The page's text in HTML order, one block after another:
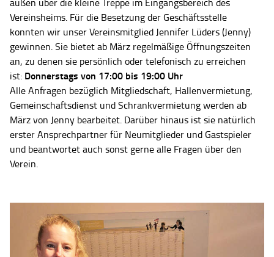
außen über die kleine Treppe im Eingangsbereich des
Vereinsheims. Für die Besetzung der Geschäftsstelle
konnten wir unser Vereinsmitglied Jennifer Lüders (Jenny)
gewinnen. Sie bietet ab März regelmäßige Öffnungszeiten
an, zu denen sie persönlich oder telefonisch zu erreichen
ist: Donnerstags von 17:00 bis 19:00 Uhr
Alle Anfragen bezüglich Mitgliedschaft, Hallenvermietung,
Gemeinschaftsdienst und Schrankvermietung werden ab
März von Jenny bearbeitet. Darüber hinaus ist sie natürlich
erster Ansprechpartner für Neumitglieder und Gastspieler
und beantwortet auch sonst gerne alle Fragen über den
Verein.